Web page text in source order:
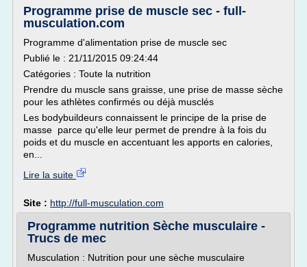
Programme prise de muscle sec - full-
musculation.com
Programme d'alimentation prise de muscle sec
Publié le : 21/11/2015 09:24:44
Catégories : Toute la nutrition
Prendre du muscle sans graisse, une prise de masse sèche
pour les athlètes confirmés ou déjà musclés
Les bodybuildeurs connaissent le principe de la prise de
masse parce qu'elle leur permet de prendre à la fois du
poids et du muscle en accentuant les apports en calories,
en...
Lire la suite
Site : http://full-musculation.com
Programme nutrition Sèche musculaire -
Trucs de mec
Musculation : Nutrition pour une sèche musculaire